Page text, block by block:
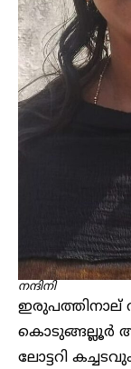
നന്ദിനി
ഇരുപത്തിനാല്
കൊടുങ്ങല്ലൂർ
ലോട്ടറി